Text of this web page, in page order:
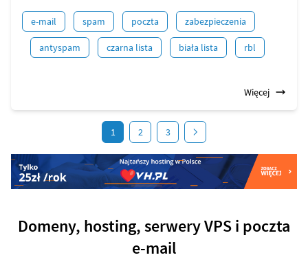
e-mail spam poczta zabezpieczenia
antyspam czarna lista biała lista rbl
Więcej
1 2 3
Domeny, hosting, serwery VPS i poczta
e-mail